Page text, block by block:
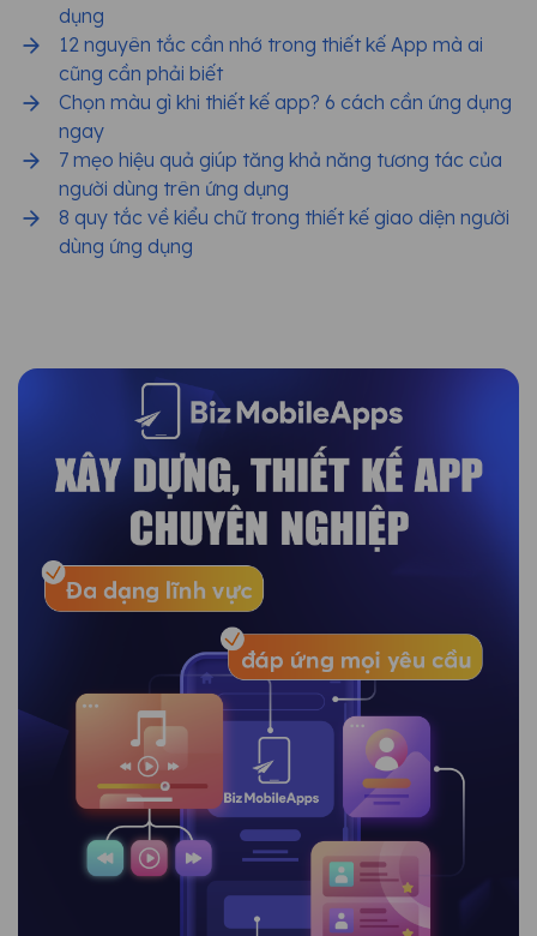
dụng
12 nguyên tắc cần nhớ trong thiết kế App mà ai
cũng cần phải biết
Chọn màu gì khi thiết kế app? 6 cách cần ứng dụng
ngay
7 mẹo hiệu quả giúp tăng khả năng tương tác của
người dùng trên ứng dụng
8 quy tắc về kiểu chữ trong thiết kế giao diện người
dùng ứng dụng